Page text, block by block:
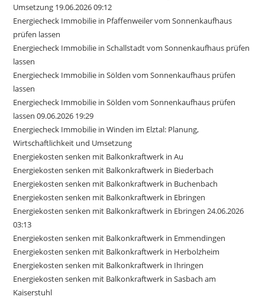
Umsetzung 19.06.2026 09:12
Energiecheck Immobilie in Pfaffenweiler vom Sonnenkaufhaus
prüfen lassen
Energiecheck Immobilie in Schallstadt vom Sonnenkaufhaus prüfen
lassen
Energiecheck Immobilie in Sölden vom Sonnenkaufhaus prüfen
lassen
Energiecheck Immobilie in Sölden vom Sonnenkaufhaus prüfen
lassen 09.06.2026 19:29
Energiecheck Immobilie in Winden im Elztal: Planung,
Wirtschaftlichkeit und Umsetzung
Energiekosten senken mit Balkonkraftwerk in Au
Energiekosten senken mit Balkonkraftwerk in Biederbach
Energiekosten senken mit Balkonkraftwerk in Buchenbach
Energiekosten senken mit Balkonkraftwerk in Ebringen
Energiekosten senken mit Balkonkraftwerk in Ebringen 24.06.2026
03:13
Energiekosten senken mit Balkonkraftwerk in Emmendingen
Energiekosten senken mit Balkonkraftwerk in Herbolzheim
Energiekosten senken mit Balkonkraftwerk in Ihringen
Energiekosten senken mit Balkonkraftwerk in Sasbach am
Kaiserstuhl